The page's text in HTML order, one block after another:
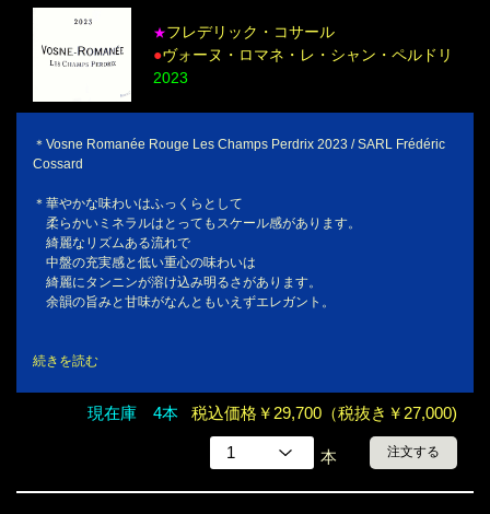
★フレデリック・コサール
●ヴォーヌ・ロマネ・レ・シャン・ペルドリ
2023
＊Vosne Romanée Rouge Les Champs Perdrix 2023 / SARL Frédéric
Cossard
＊華やかな味わいはふっくらとして
柔らかいミネラルはとってもスケール感があります。
綺麗なリズムある流れで
中盤の充実感と低い重心の味わいは
綺麗にタンニンが溶け込み明るさがあります。
余韻の旨みと甘味がなんともいえずエレガント。
続きを読む
現在庫 4本 税込価格￥29,700（税抜き￥27,000)
本 注文する